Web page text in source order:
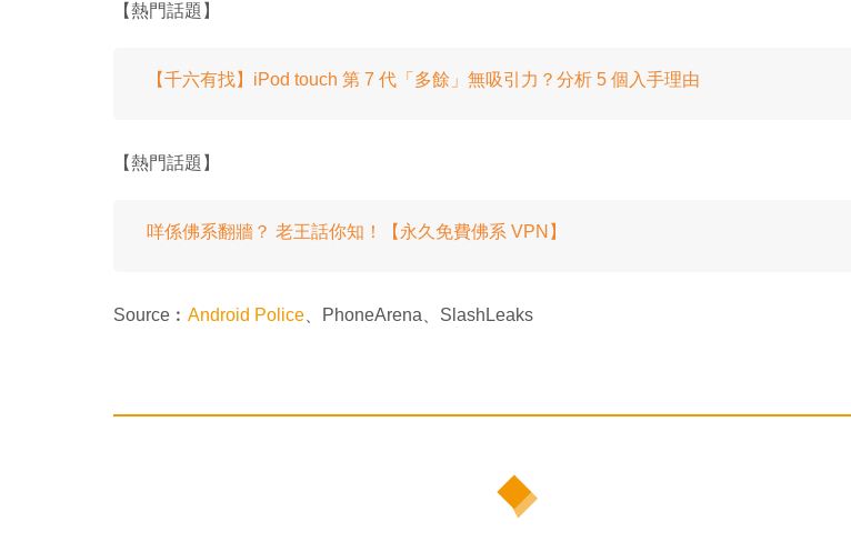
【熱門話題】
【千六有找】iPod touch 第 7 代「多餘」無吸引力？分析 5 個入手理由
【熱門話題】
咩係佛系翻牆？ 老王話你知！【永久免費佛系 VPN】
Source︰ Android Police 、PhoneArena、SlashLeaks